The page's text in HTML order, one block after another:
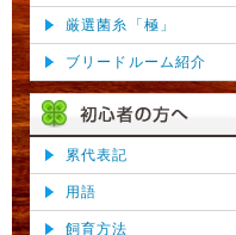
厳選菌糸「極」
ブリードルーム紹介
累代表記
用語
飼育方法